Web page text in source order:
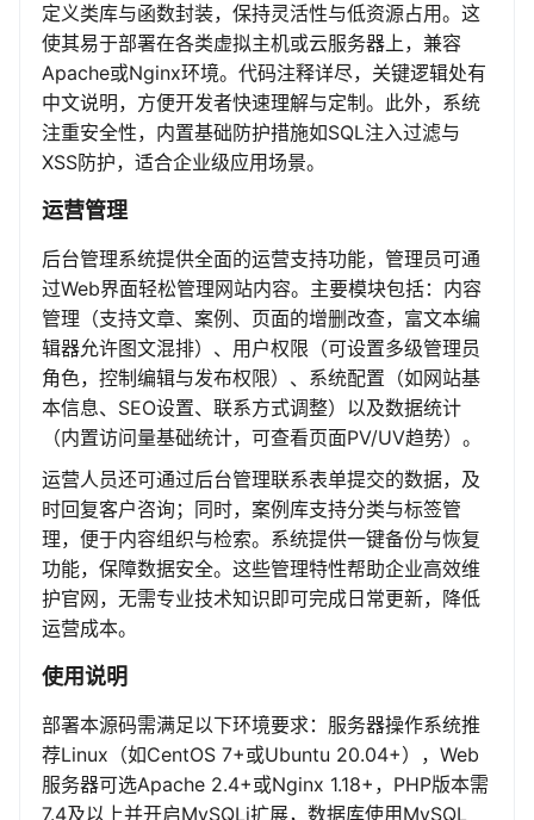
定义类库与函数封装，保持灵活性与低资源占用。这
使其易于部署在各类虚拟主机或云服务器上，兼容
Apache或Nginx环境。代码注释详尽，关键逻辑处有
中文说明，方便开发者快速理解与定制。此外，系统
注重安全性，内置基础防护措施如SQL注入过滤与
XSS防护，适合企业级应用场景。
运营管理
后台管理系统提供全面的运营支持功能，管理员可通
过Web界面轻松管理网站内容。主要模块包括：内容
管理（支持文章、案例、页面的增删改查，富文本编
辑器允许图文混排）、用户权限（可设置多级管理员
角色，控制编辑与发布权限）、系统配置（如网站基
本信息、SEO设置、联系方式调整）以及数据统计
（内置访问量基础统计，可查看页面PV/UV趋势）。
运营人员还可通过后台管理联系表单提交的数据，及
时回复客户咨询；同时，案例库支持分类与标签管
理，便于内容组织与检索。系统提供一键备份与恢复
功能，保障数据安全。这些管理特性帮助企业高效维
护官网，无需专业技术知识即可完成日常更新，降低
运营成本。
使用说明
部署本源码需满足以下环境要求：服务器操作系统推
荐Linux（如CentOS 7+或Ubuntu 20.04+），Web
服务器可选Apache 2.4+或Nginx 1.18+，PHP版本需
7.4及以上并开启MySQLi扩展，数据库使用MySQL